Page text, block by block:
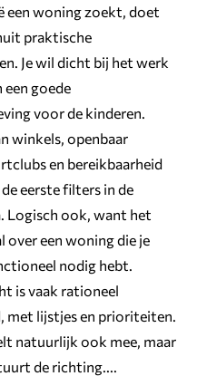
een woning zoekt, doet
praktische
Je wil dicht bij het werk
goede
voor de kinderen.
winkels, openbaar
en bereikbaarheid
eerste filters in de
Logisch ook, want het
over een woning die je
nodig hebt.
is vaak rationeel
met lijstjes en prioriteiten.
natuurlijk ook mee, maar
de richting....